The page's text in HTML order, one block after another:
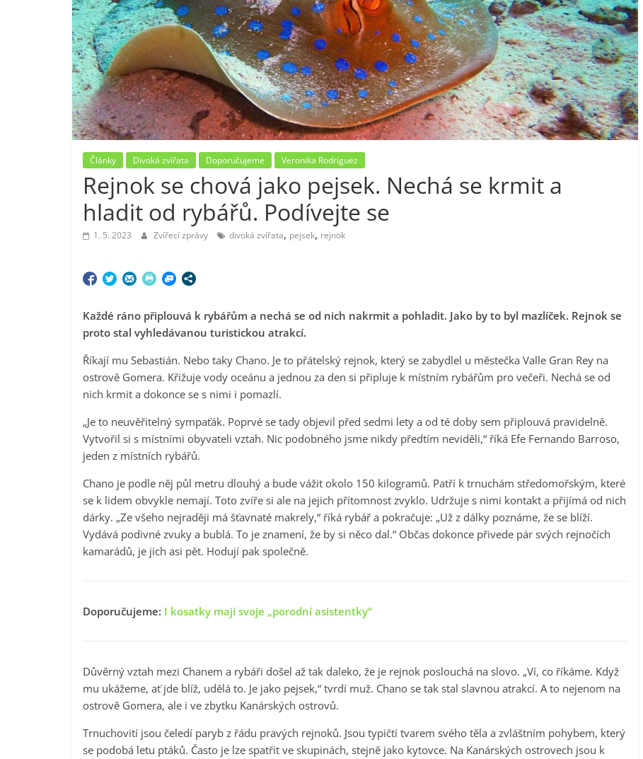
Články Divoká zvířata Doporučujeme Veronika Rodriguez
Rejnok se chová jako pejsek. Nechá se krmit a
hladit od rybářů. Podívejte se
1. 5. 2023 Zvířecí zprávy divoká zvířata, pejsek, rejnok
Každé ráno připlouvá k rybářům a nechá se od nich nakrmit a pohladit. Jako by to byl mazlíček. Rejnok se
proto stal vyhledávanou turistickou atrakcí.
Říkají mu Sebastián. Nebo taky Chano. Je to přátelský rejnok, který se zabydlel u městečka Valle Gran Rey na
ostrově Gomera. Křižuje vody oceánu a jednou za den si připluje k místním rybářům pro večeři. Nechá se od
nich krmit a dokonce se s nimi i pomazlí.
„Je to neuvěřitelný sympaťák. Poprvé se tady objevil před sedmi lety a od té doby sem připlouvá pravidelně.
Vytvořil si s místními obyvateli vztah. Nic podobného jsme nikdy předtím neviděli,“ říká Efe Fernando Barroso,
jeden z místních rybářů.
Chano je podle něj půl metru dlouhý a bude vážit okolo 150 kilogramů. Patří k trnuchám středomořským, které
se k lidem obvykle nemají. Toto zvíře si ale na jejich přítomnost zvyklo. Udržuje s nimi kontakt a přijímá od nich
dárky. „Ze všeho nejraději má šťavnaté makrely,“ říká rybář a pokračuje: „Už z dálky poznáme, že se blíží.
Vydává podivné zvuky a bublá. To je znamení, že by si něco dal.“ Občas dokonce přivede pár svých rejnočích
kamarádů, je jich asi pět. Hodují pak společně.
Doporučujeme: I kosatky mají svoje „porodní asistentky“
Důvěrný vztah mezi Chanem a rybáři došel až tak daleko, že je rejnok poslouchá na slovo. „Ví, co říkáme. Když
mu ukážeme, ať jde blíž, udělá to. Je jako pejsek,“ tvrdí muž. Chano se tak stal slavnou atrakcí. A to nejenom na
ostrově Gomera, ale i ve zbytku Kanárských ostrovů.
Trnuchovití jsou čeledí paryb z řádu pravých rejnoků. Jsou typičtí tvarem svého těla a zvláštním pohybem, který
se podobá letu ptáků. Často je lze spatřit ve skupinách, stejně jako kytovce. Na Kanárských ostrovech jsou k